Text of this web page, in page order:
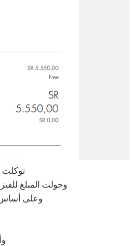
توكلت
وحولت المبلغ
وعلى أساس بتاريخ 24 إلى 31